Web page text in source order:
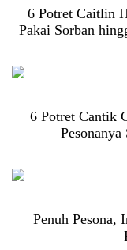
6 Potret Caitlin
Pakai Sorban
6 Potret Cantik
Penuh Pesona,